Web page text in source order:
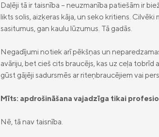
Daļēji tā ir taisnība – neuzmanība patiešām ir
likts solis, aizķeras kāja, un seko kritiens.
sasitumus, gan kaulu lūzumus. Tā gadās.
Negadījumi notiek arī pēkšņas un
avāriju, bet cieš cits braucējs, kas uz ceļa tobrīd
gūst gājēji sadursmēs ar riteņbraucējiem vai
Mīts: apdrošināšana vajadzīga tikai
Nē, tā nav taisnība.